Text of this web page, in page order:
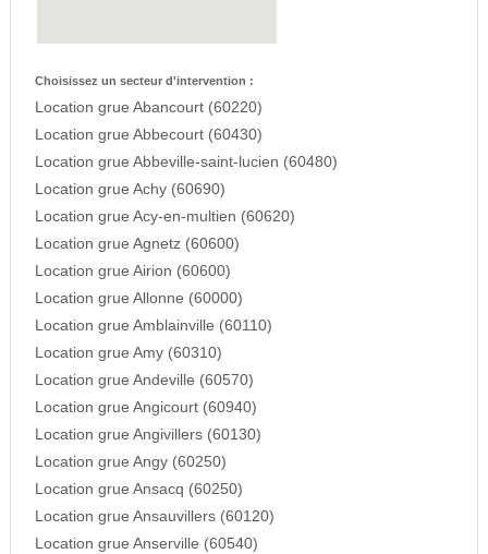
Choisissez un secteur d'intervention :
Location grue Abancourt (60220)
Location grue Abbecourt (60430)
Location grue Abbeville-saint-lucien (60480)
Location grue Achy (60690)
Location grue Acy-en-multien (60620)
Location grue Agnetz (60600)
Location grue Airion (60600)
Location grue Allonne (60000)
Location grue Amblainville (60110)
Location grue Amy (60310)
Location grue Andeville (60570)
Location grue Angicourt (60940)
Location grue Angivillers (60130)
Location grue Angy (60250)
Location grue Ansacq (60250)
Location grue Ansauvillers (60120)
Location grue Anserville (60540)